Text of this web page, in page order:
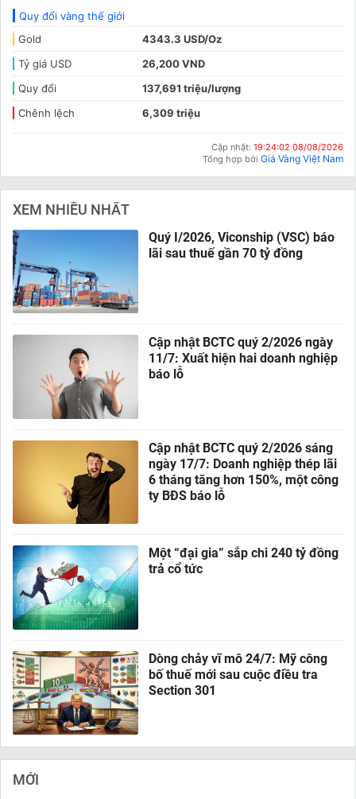
Quy đổi vàng thế giới
Gold
4343.3 USD/Oz
Tỷ giá USD
26,200 VND
Quy đổi
137,691 triệu/lượng
Chênh lệch
6,309 triệu
Cập nhật: 19:24:02 08/08/2026
Tổng hợp bởi Giá Vàng Việt Nam
XEM NHIỀU NHẤT
Quý I/2026, Viconship (VSC) báo
lãi sau thuế gần 70 tỷ đồng
Cập nhật BCTC quý 2/2026 ngày
11/7: Xuất hiện hai doanh nghiệp
báo lỗ
Cập nhật BCTC quý 2/2026 sáng
ngày 17/7: Doanh nghiệp thép lãi
6 tháng tăng hơn 150%, một công
ty BĐS báo lỗ
Một “đại gia” sắp chi 240 tỷ đồng
trả cổ tức
Dòng chảy vĩ mô 24/7: Mỹ công
bố thuế mới sau cuộc điều tra
Section 301
MỚI